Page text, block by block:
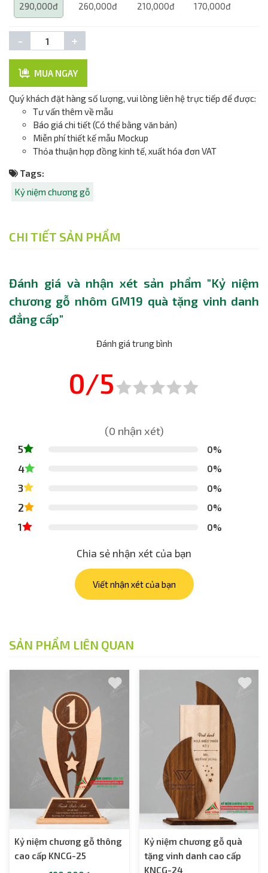
290,000đ 260,000đ 210,000đ 170,000đ
- +
MUA NGAY
Quý khách đặt hàng số lượng, vui lòng liên hệ trực tiếp để được:
Tư vấn thêm về mẫu
Báo giá chi tiết (Có thể bằng văn bản)
Miễn phí thiết kế mẫu Mockup
Thỏa thuận hợp đồng kinh tế, xuất hóa đơn VAT
Tags:
Kỷ niệm chương gỗ
CHI TIẾT SẢN PHẨM
Đánh giá và nhận xét sản phẩm "Kỷ niệm
chương gỗ nhôm GM19 quà tặng vinh danh
đẳng cấp"
Đánh giá trung bình
0/5
(0 nhận xét)
5 0%
4 0%
3 0%
2 0%
1 0%
Chia sẻ nhận xét của bạn
Viết nhận xét của bạn
SẢN PHẨM LIÊN QUAN
Kỷ niệm chương gỗ thông
cao cấp KNCG-25
Kỷ niệm chương gỗ quà
tặng vinh danh cao cấp
KNCG-24